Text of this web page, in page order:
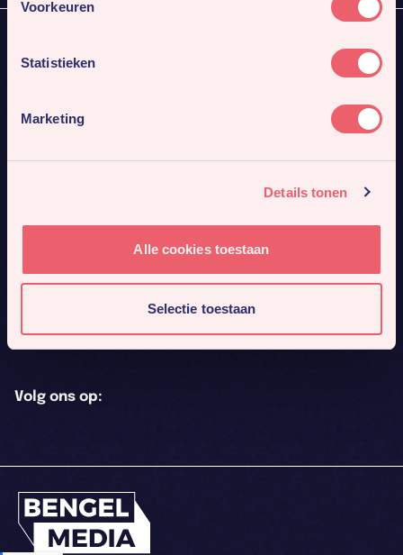
Voorkeuren
Statistieken
Marketing
Details tonen
Alle cookies toestaan
Selectie toestaan
Full-service Marketing
Media inkoop
Contact
Boeing Avenue 8
1119 PB Schiphol-Rijk
020 79 88 723
Keesomstraat 31
6717AH Ede
0318 62 71 50
contact@bengelmedia.nl
Volg ons op: